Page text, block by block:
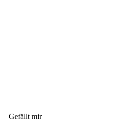
Gefällt mir